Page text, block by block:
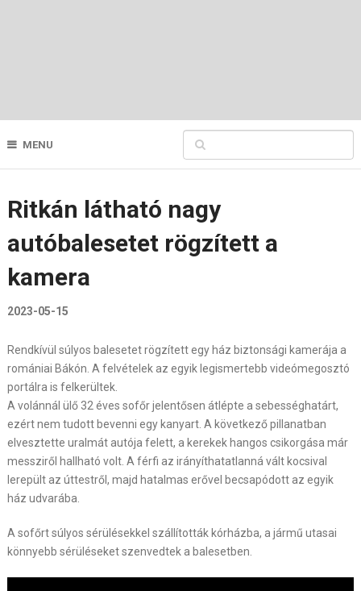
MENU
Ritkán látható nagy
autóbalesetet rögzített a
kamera
2023-05-15
Rendkívül súlyos balesetet rögzített egy ház biztonsági kamerája a
romániai Bákón. A felvételek az egyik legismertebb videómegosztó
portálra is felkerültek.
A volánnál ülő 32 éves sofőr jelentősen átlépte a sebességhatárt,
ezért nem tudott bevenni egy kanyart. A következő pillanatban
elvesztette uralmát autója felett, a kerekek hangos csikorgása már
messziről hallható volt. A férfi az irányíthatatlanná vált kocsival
lerepült az úttestről, majd hatalmas erővel becsapódott az egyik
ház udvarába.
A sofőrt súlyos sérülésekkel szállították kórházba, a jármű utasai
könnyebb sérüléseket szenvedtek a balesetben.